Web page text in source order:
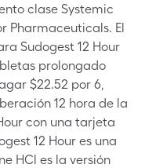
clase Systemic
Pharmaceuticals. El
Sudogest 12 Hour
prolongado
$22.52 por 6,
12 hora de la
con una tarjeta
12 Hour es una
HCl es la versión